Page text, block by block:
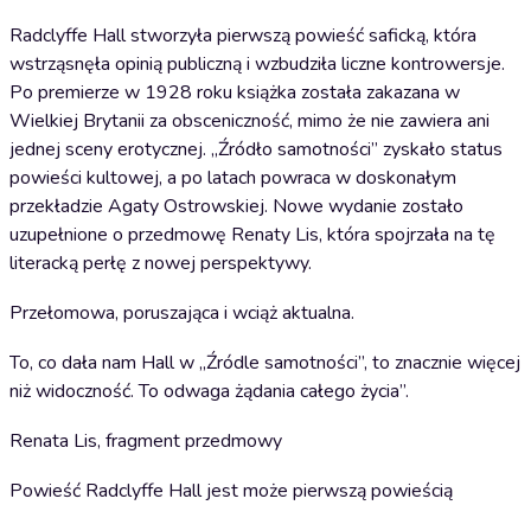
Radclyffe Hall stworzyła pierwszą powieść saficką, która
wstrząsnęła opinią publiczną i wzbudziła liczne kontrowersje.
Po premierze w 1928 roku książka została zakazana w
Wielkiej Brytanii za obsceniczność, mimo że nie zawiera ani
jednej sceny erotycznej. „Źródło samotności” zyskało status
powieści kultowej, a po latach powraca w doskonałym
przekładzie Agaty Ostrowskiej. Nowe wydanie zostało
uzupełnione o przedmowę Renaty Lis, która spojrzała na tę
literacką perłę z nowej perspektywy.
Przełomowa, poruszająca i wciąż aktualna.
To, co dała nam Hall w „Źródle samotności”, to znacznie więcej
niż widoczność. To odwaga żądania całego życia”.
Renata Lis, fragment przedmowy
Powieść Radclyffe Hall jest może pierwszą powieścią